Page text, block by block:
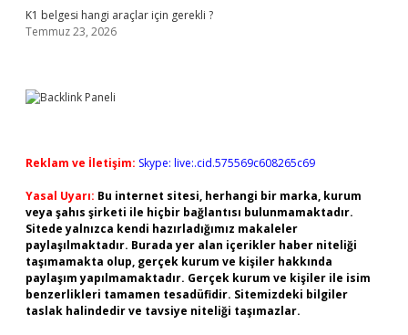
K1 belgesi hangi araçlar için gerekli ?
Temmuz 23, 2026
Reklam ve İletişim: Skype: live:.cid.575569c608265c69
Yasal Uyarı: Bu internet sitesi, herhangi bir marka, kurum
veya şahıs şirketi ile hiçbir bağlantısı bulunmamaktadır.
Sitede yalnızca kendi hazırladığımız makaleler
paylaşılmaktadır. Burada yer alan içerikler haber niteliği
taşımamakta olup, gerçek kurum ve kişiler hakkında
paylaşım yapılmamaktadır. Gerçek kurum ve kişiler ile isim
benzerlikleri tamamen tesadüfidir. Sitemizdeki bilgiler
taslak halindedir ve tavsiye niteliği taşımazlar.